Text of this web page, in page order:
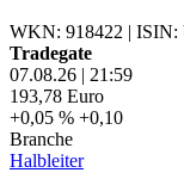
WKN: 918422 | ISIN:
Tradegate
07.08.26 | 21:59
193,78 Euro
+0,05 % +0,10
Branche
Halbleiter